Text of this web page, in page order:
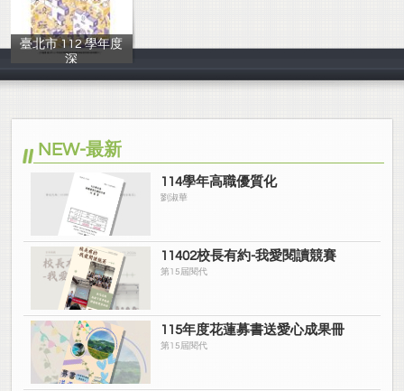
臺北市 112 學年度
深
鍾允中等
NEW-最新
114學年高職優質化
劉淑華
11402校長有約-我愛閱讀競賽
第15屆閱代
115年度花蓮募書送愛心成果冊
第15屆閱代